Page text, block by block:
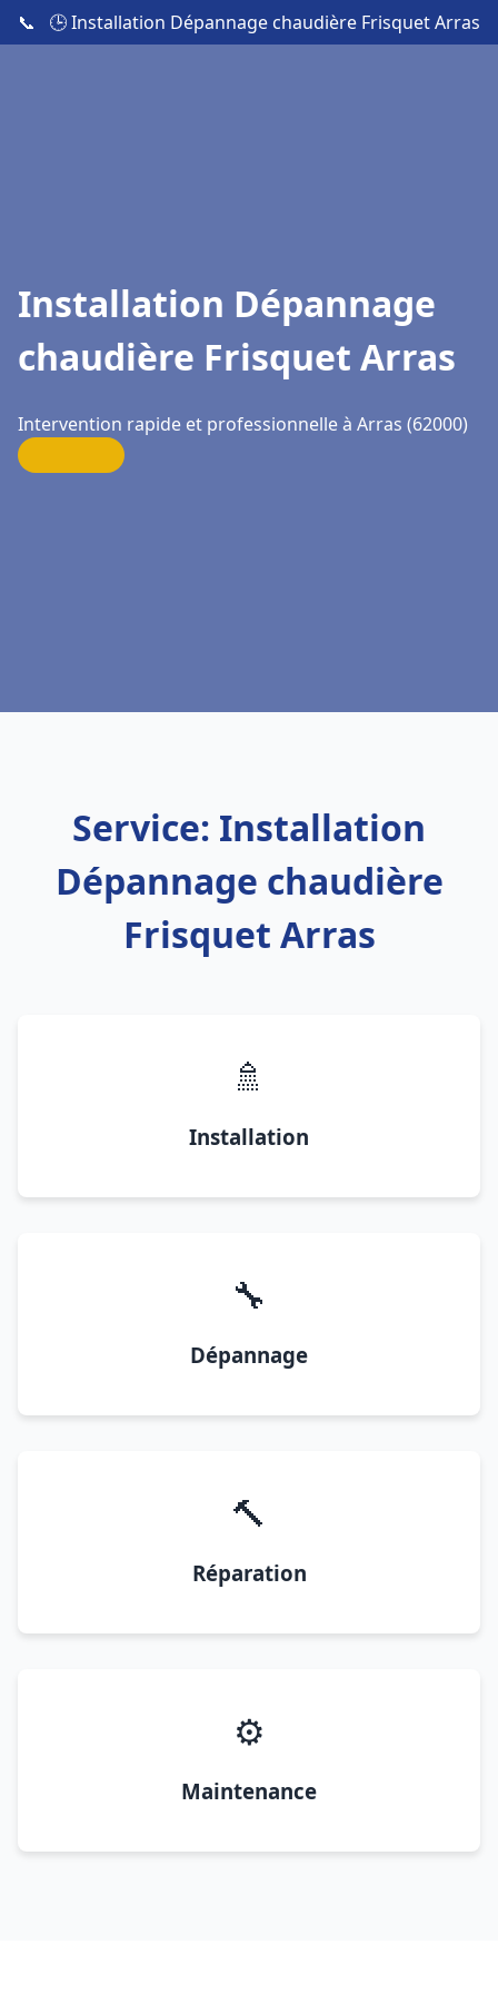
📞 🕒 Installation Dépannage chaudière Frisquet Arras
Installation Dépannage
chaudière Frisquet Arras
Intervention rapide et professionnelle à Arras (62000)
Service: Installation
Dépannage chaudière
Frisquet Arras
🚿
Installation
🔧
Dépannage
🔨
Réparation
⚙️
Maintenance